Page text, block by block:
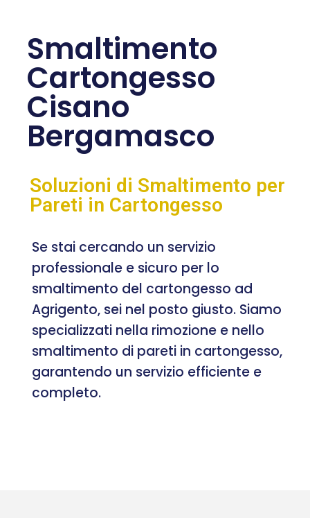
Smaltimento
Cartongesso
Cisano
Bergamasco
Soluzioni di Smaltimento per
Pareti in Cartongesso
Se stai cercando un servizio
professionale e sicuro per lo
smaltimento del cartongesso ad
Agrigento, sei nel posto giusto. Siamo
specializzati nella rimozione e nello
smaltimento di pareti in cartongesso,
garantendo un servizio efficiente e
completo.